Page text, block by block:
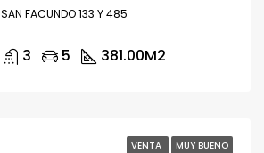
SAN FACUNDO 133 Y 485
3 5 381.00M2
VENTA MUY BUENO